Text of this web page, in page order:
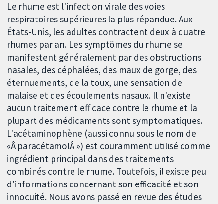
Le rhume est l'infection virale des voies
respiratoires supérieures la plus répandue. Aux
États-Unis, les adultes contractent deux à quatre
rhumes par an. Les symptômes du rhume se
manifestent généralement par des obstructions
nasales, des céphalées, des maux de gorge, des
éternuements, de la toux, une sensation de
malaise et des écoulements nasaux. Il n'existe
aucun traitement efficace contre le rhume et la
plupart des médicaments sont symptomatiques.
L'acétaminophène (aussi connu sous le nom de
«Â paracétamolÂ ») est couramment utilisé comme
ingrédient principal dans des traitements
combinés contre le rhume. Toutefois, il existe peu
d'informations concernant son efficacité et son
innocuité. Nous avons passé en revue des études